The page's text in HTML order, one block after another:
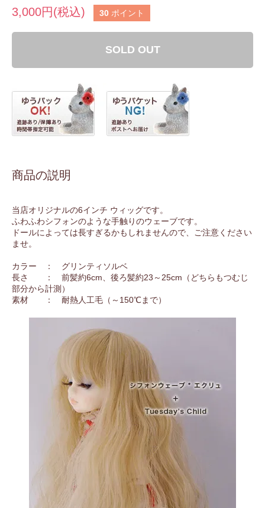
3,000円(税込)
30 ポイント
SOLD OUT
商品の説明
当店オリジナルの6インチ ウィッグです。
ふわふわシフォンのような手触りのウェーブです。
ドールによっては長すぎるかもしれませんので、ご注意ください
ませ。
カラー ： グリンティソルベ
長さ ： 前髪約6cm、後ろ髪約23～25cm（どちらもつむじ
部分から計測）
素材 ： 耐熱人工毛（～150℃まで）